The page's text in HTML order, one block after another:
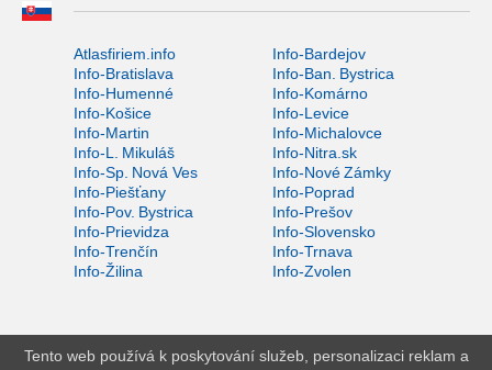
Atlasfiriem.info
Info-Bardejov
Info-Bratislava
Info-Ban. Bystrica
Info-Humenné
Info-Komárno
Info-Košice
Info-Levice
Info-Martin
Info-Michalovce
Info-L. Mikuláš
Info-Nitra.sk
Info-Sp. Nová Ves
Info-Nové Zámky
Info-Piešťany
Info-Poprad
Info-Pov. Bystrica
Info-Prešov
Info-Prievidza
Info-Slovensko
Info-Trenčín
Info-Trnava
Info-Žilina
Info-Zvolen
Tento web používá k poskytování služeb, personalizaci reklam a